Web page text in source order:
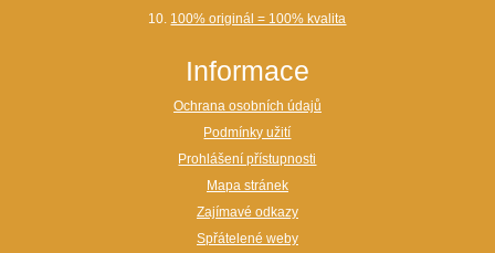
10. 100% originál = 100% kvalita
Informace
Ochrana osobních údajů
Podmínky užití
Prohlášení přístupnosti
Mapa stránek
Zajímavé odkazy
Spřátelené weby